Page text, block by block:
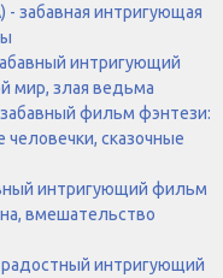
забавная интригующая
интригующий
мир, злая ведьма
фильм фэнтези:
сказочные
интригующий фильм
вмешательство
радостный интригующий